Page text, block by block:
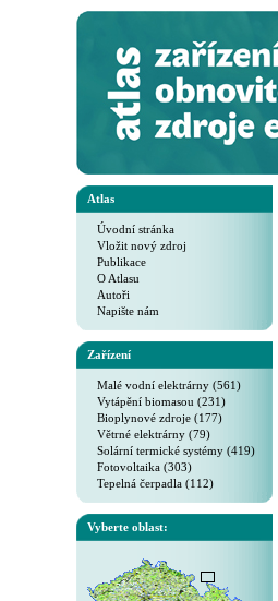
Atlas
Úvodní stránka
Vložit nový zdroj
Publikace
O Atlasu
Autoři
Napište nám
Zařízení
Malé vodní elektrárny (561)
Vytápění biomasou (231)
Bioplynové zdroje (177)
Větrné elektrárny (79)
Solární termické systémy (419)
Fotovoltaika (303)
Tepelná čerpadla (112)
Vyberte oblast: